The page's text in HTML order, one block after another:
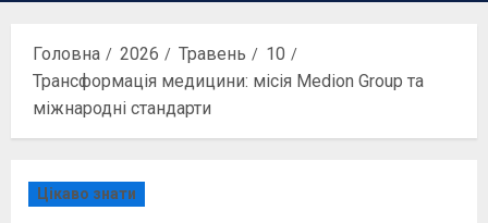
Головна 2026 Травень
10
Трансформація медицини: місія Medion Group та
міжнародні стандарти
Цікаво знати